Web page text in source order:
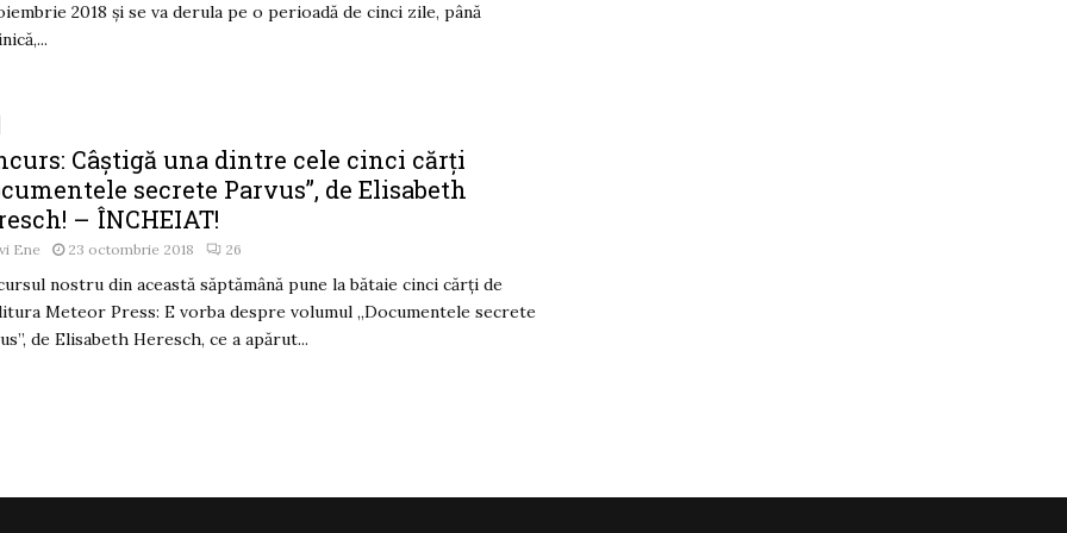
2018 şi se va derula pe o perioadă de cinci zile, până
Câștigă una dintre cele cinci cărți
secrete Parvus”, de Elisabeth
– ÎNCHEIAT!
Ene 23 octombrie 2018 26
nostru din această săptămână pune la bătaie cinci cărți de
Meteor Press: E vorba despre volumul „Documentele secrete
de Elisabeth Heresch, ce a apărut...